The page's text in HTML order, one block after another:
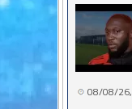
08/08/